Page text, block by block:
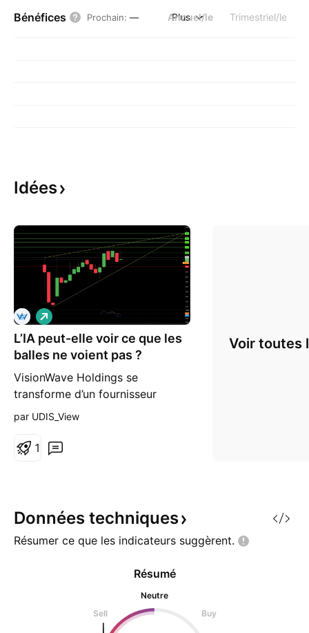
Bénéfices Prochain: — Annuel/le Trimestriel/le
Plus
Idées
L’IA peut-elle voir ce que les
balles ne voient pas ?
VisionWave Holdings se
transforme d’un fournisseur
émergent de technologies de
d’infrastructure et de plateforme
militaires autonomes. L’évolution
stratégique de l’entreprise est
propulsé
L
o
n
g
par UDIS_View
1
Voir toutes
Données techniques
Résumer ce que les indicateurs suggèrent.
Résumé
Neutre
Sell
Buy